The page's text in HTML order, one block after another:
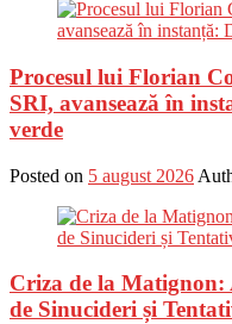
Procesul lui Florian
SRI, avansează în
verde
Posted on 5 august 2026
Criza de la Matignon:
de Sinucideri și